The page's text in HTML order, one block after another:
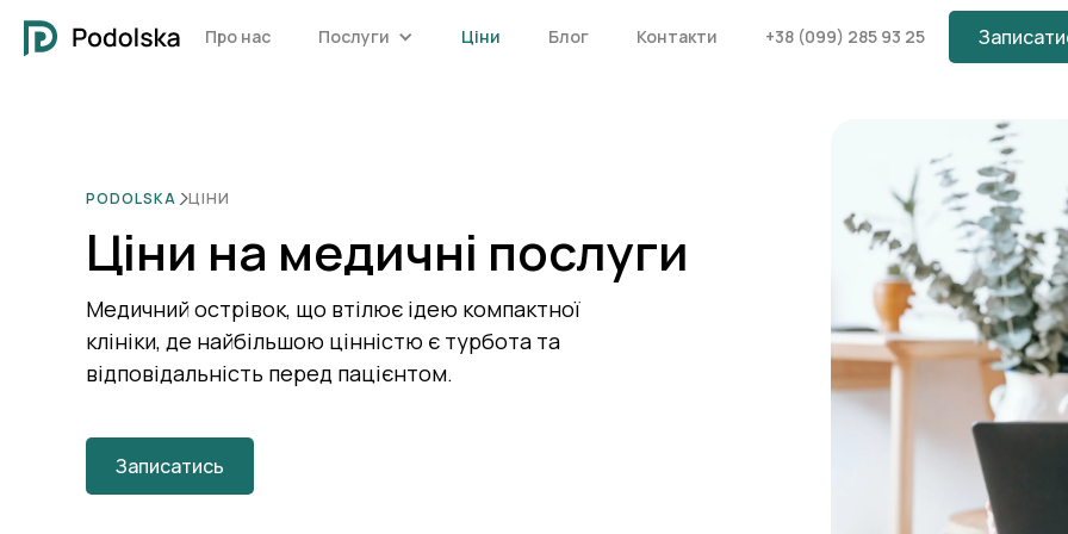
Про нас Послуги Ціни Блог Контакти +38 (099) 285 93 25
PODOLSKA ЦІНИ
Ціни на медичні послуги
Медичний острівок, що втілює ідею компактної
клініки, де найбільшою цінністю є турбота та
відповідальність перед пацієнтом.
Записатись